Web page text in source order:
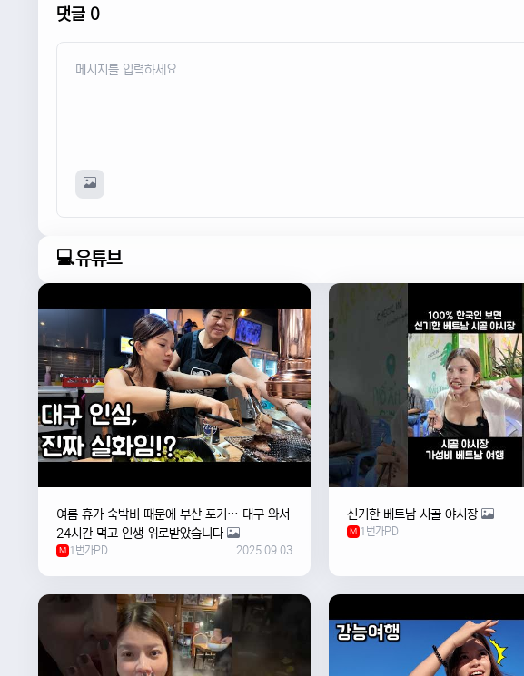
댓글 0
💻유튜브
여름 휴가 숙박비 때문에 부산 포기… 대구 와서
24시간 먹고 인생 위로받았습니다
M 1번가PD 2025.09.03
신기한 베트남 시골 야시장
M 1번가PD